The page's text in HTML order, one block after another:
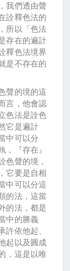
我們透由聲
詮釋色法的
所以「色法
存在的遍計
釋色法境界
是不存在的
聲的境的這
言，他會認
色法是詮色
它是遍計
中可以分
，『存在』
色聲的境，
它要是自相
中可以分這
的法，這當
的法，都是
中的勝義
許依他起、
起以及圓成
，這是以唯